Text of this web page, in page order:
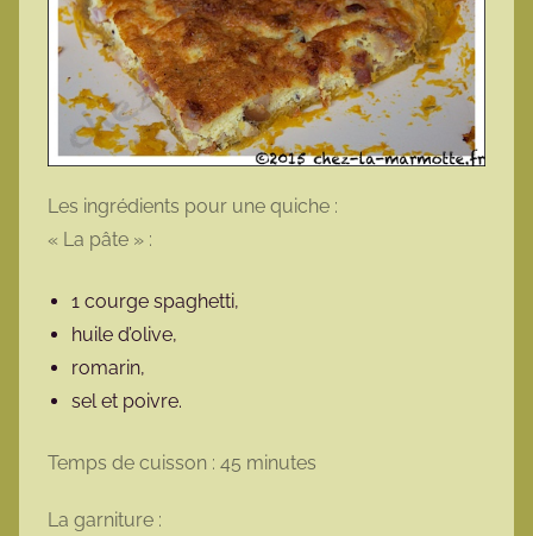
Les ingrédients pour une quiche :
« La pâte » :
1 courge spaghetti,
huile d’olive,
romarin,
sel et poivre.
Temps de cuisson : 45 minutes
La garniture :